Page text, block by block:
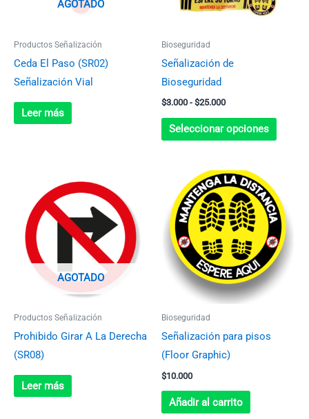
AGOTADO
Productos Señalización
Ceda El Paso (SR02)
Señalización Vial
Leer más
Bioseguridad
Señalización de
Bioseguridad
$3.000 - $25.000
Seleccionar opciones
AGOTADO
Productos Señalización
Prohibido Girar A La Derecha
(SR08)
Leer más
Bioseguridad
Señalización para pisos
(Floor Graphic)
$10.000
Añadir al carrito